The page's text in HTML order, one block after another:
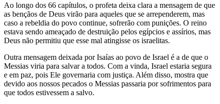
Ao longo dos 66 capítulos, o profeta deixa clara a mensagem de que
as bençãos de Deus virão para aqueles que se arrependerem, mas
caso a rebeldia do povo continue, sofrerão com punições. O reino
estava sendo ameaçado de destruição pelos egípcios e assírios, mas
Deus não permitiu que esse mal atingisse os israelitas.
Outra mensagem deixada por Isaías ao povo de Israel é a de que o
Messias viria para salvar a todos. Com a vinda, Israel estaria segura
e em paz, pois Ele governaria com justiça. Além disso, mostra que
devido aos nossos pecados o Messias passaria por sofrimentos para
que todos estivessem a salvo.